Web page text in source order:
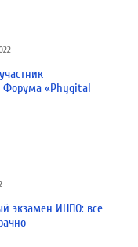
Форума «Phygital
экзамен ИНПО: все